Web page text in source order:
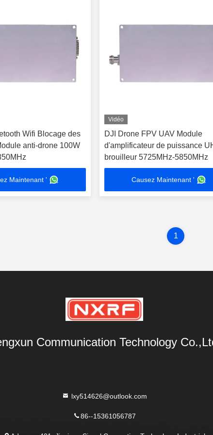
Wifi Blocage des
anti-drone 100W
Maintenant '
Vidéo
DJI Drone FPV UAV Module
d'amplificateur de puissance
brouilleur 5725MHz-5850MHz
Causez Maintenant '
1
Communication Technology
lxy514626@outlook.com
86--15361056787